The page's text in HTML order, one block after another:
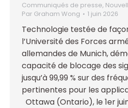
Communiqués de presse,
Par Graham Wong 1 juin 2026
Technologie testée de
l’Université des Forces
allemandes de Munich,
capacité de blocage des
jusqu’à 99,99 % sur des
pertinentes pour les
Ottawa (Ontario), le 1er